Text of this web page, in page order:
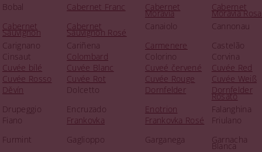
Bobal
Cabernet Franc Cabernet
Moravia
Cabernet
Moravia
Cabernet
Sauvignon
Cabernet
Sauvignon Rosé
Canaiolo
Cannonau
Carignano
Cariñena Carmenere
Castelão
Cinsaut
Colombard Colorino
Corvina
Cuvée bílé
Cuvée Blanc Cuveé červené
Cuvée Red
Cuvée Rosso
Cuvée Rot Cuvée Rouge
Cuvée Weiß
Děvín
Dolcetto Dornfelder Dornfelder
Rosato
Drupeggio
Encruzado Enotrion
Falanghina
Fiano
Frankovka Frankovka Rosé
Friulano
Furmint
Gaglioppo Garganega Garnacha
Blanca